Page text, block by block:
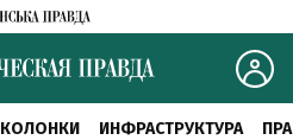
КОЛОНКИ ИНФРАСТРУКТУРА